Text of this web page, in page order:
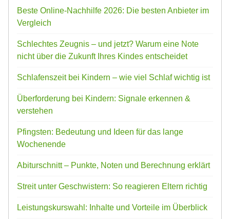
Beste Online-Nachhilfe 2026: Die besten Anbieter im
Vergleich
Schlechtes Zeugnis – und jetzt? Warum eine Note
nicht über die Zukunft Ihres Kindes entscheidet
Schlafenszeit bei Kindern – wie viel Schlaf wichtig ist
Überforderung bei Kindern: Signale erkennen &
verstehen
Pfingsten: Bedeutung und Ideen für das lange
Wochenende
Abiturschnitt – Punkte, Noten und Berechnung erklärt
Streit unter Geschwistern: So reagieren Eltern richtig
Leistungskurswahl: Inhalte und Vorteile im Überblick